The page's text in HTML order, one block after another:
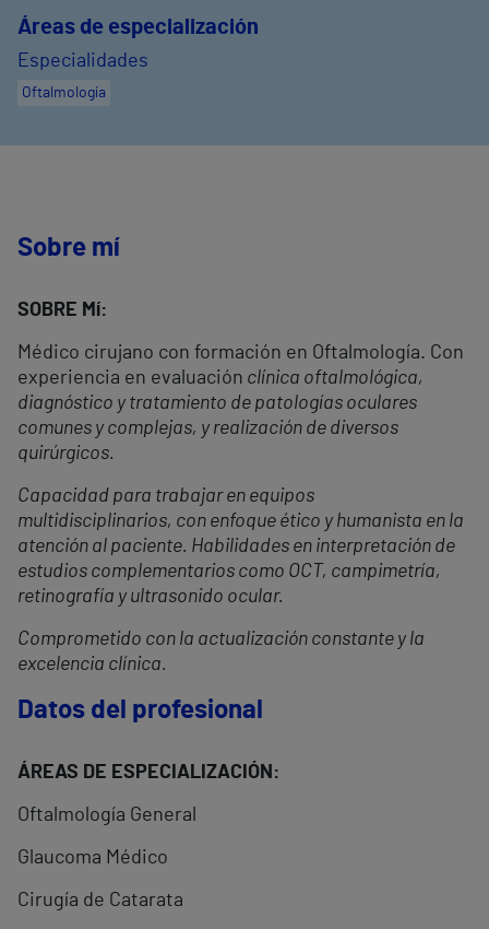
Áreas de especialización
Especialidades
Oftalmología
Sobre mí
SOBRE Mí:
Médico cirujano con formación en Oftalmología. Con
experiencia en evaluación clínica oftalmológica,
diagnóstico y tratamiento de patologías oculares
comunes y complejas, y realización de diversos
quirúrgicos.
Capacidad para trabajar en equipos
multidisciplinarios, con enfoque ético y humanista en la
atención al paciente. Habilidades en interpretación de
estudios complementarios como OCT, campimetría,
retinografía y ultrasonido ocular.
Comprometido con la actualización constante y la
excelencia clínica.
Datos del profesional
ÁREAS DE ESPECIALIZACIÓN:
Oftalmología General
Glaucoma Médico
Cirugía de Catarata